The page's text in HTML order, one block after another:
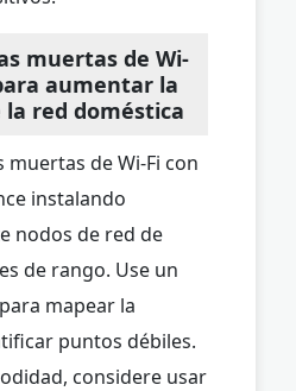
muertas de Wi-
aumentar la
red doméstica
muertas de Wi-Fi con
instalando
nodos de red de
de rango. Use un
mapear la
puntos débiles.
considere usar